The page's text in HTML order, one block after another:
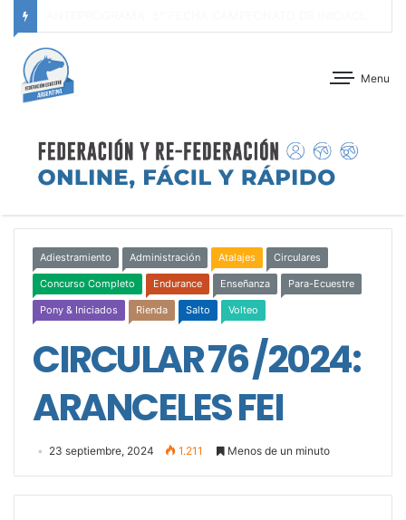
Menu
Adiestramiento Administración Atalajes Circulares
Concurso Completo Endurance Enseñanza Para-Ecuestre
Pony & Iniciados Rienda Salto Volteo
CIRCULAR 76 /2024:
ARANCELES FEI
23 septiembre, 2024 1.211 Menos de un minuto